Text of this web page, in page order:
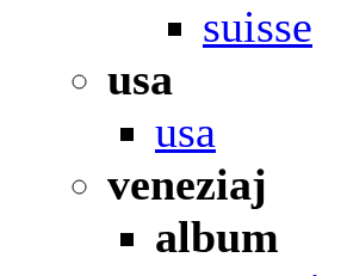
suisse
usa
usa
veneziaj
album